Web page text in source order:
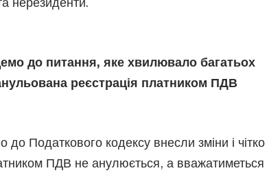
до питання, яке хвилювало багатьох
реєстрація платником ПДВ
Податкового кодексу внесли зміни і чітко
ПДВ не анулюється, а вважатиметься